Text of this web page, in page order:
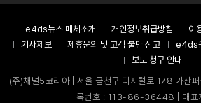
e4ds뉴스 매체소개 개인정보취급방침 이
기사제보
제휴문의 및 고객 불만 신고 e4ds
보도 청구 안내
(주)채널5코리아 | 서울 금천구 디지털로 178 가산
록번호 : 113-86-36448 | 대표